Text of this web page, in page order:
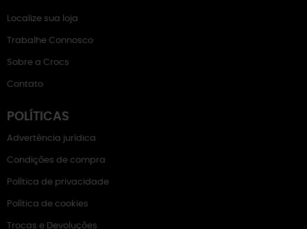
Localize sua loja
Trabalhe Connosco
Sobre a Crocs
Contato
POLÍTICAS
Advertência jurídica
Condições de compra
Política de privacidade
Política de cookies
Trocas e Devoluções